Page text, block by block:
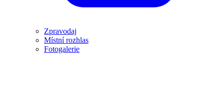
Zpravodaj
Místní rozhlas
Fotogalerie